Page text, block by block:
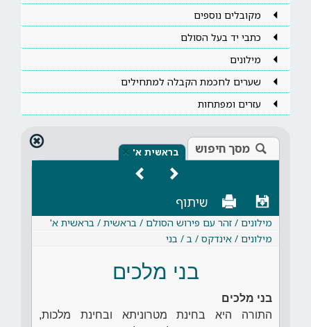
מקובלים נוספים
כתבי יד בעל הסולם
מילונים
שערים לחכמת הקבלה למתחילים
עזרים ומפתחות
מסך חיפוש בראשית א' ×
שיתוף
מילונים / זהר עם פירוש הסולם / בראשית / בראשית א'
מילונים / אינדקס / ב / בני
בני מלכים
בני מלכים
התורה היא בחינת מטרוניתא ובחינת מלכות,